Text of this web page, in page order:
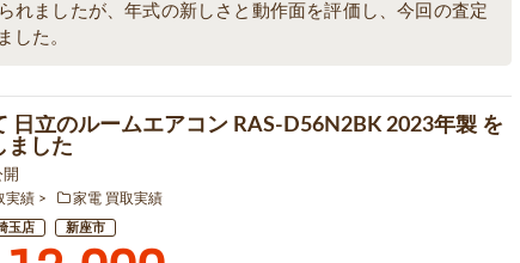
れましたが、年式の新しさと動作面を評価し、今回の査定
した。
日立のルームエアコン RAS-D56N2BK 2023年製 を
ました
実績 家電 買取実績
玉店 新座市